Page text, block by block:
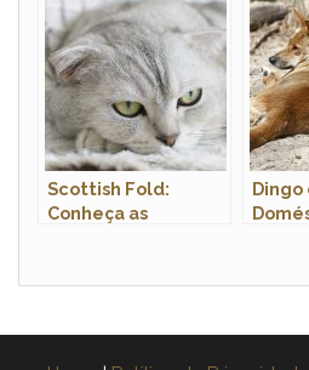
Nome Científico e
Fotos
Scottish Fold:
Conheça as
Raça Felina
Dingo